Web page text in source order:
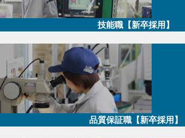
技能職【新卒採用】
品質保証職【新卒採用】